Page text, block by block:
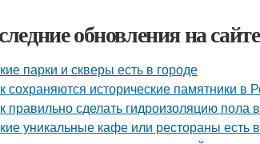
обновления на
парки и скверы есть в городе
сохраняются исторические памятники в
правильно сделать гидроизоляцию пола
уникальные кафе или рестораны есть